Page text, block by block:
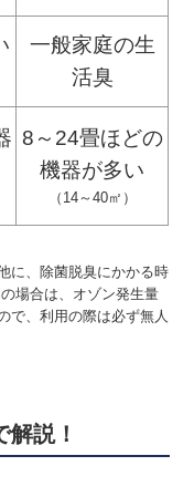
一般家庭の生
活臭
8～24畳ほどの
機器が多い
（14～40㎡）
に、除菌脱臭にかかる時
場合は、オゾン発生量
で、利用の際は必ず無人
説！